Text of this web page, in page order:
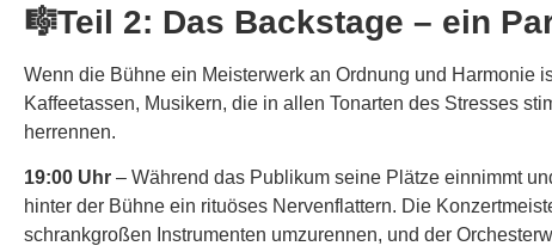
🎼Teil 2: Das Backstage – ein
Wenn die Bühne ein Meisterwerk an Ordnung und Harmonie
Kaffeetassen, Musikern, die in allen Tonarten des Stresses
herrennen.
19:00 Uhr – Während das Publikum seine Plätze einnimmt
hinter der Bühne ein rituöses Nervenflattern. Die
schrankgroßen Instrumenten umzurennen, und der